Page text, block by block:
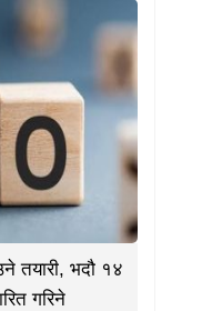
तयारी, भदौ १४
गरिने